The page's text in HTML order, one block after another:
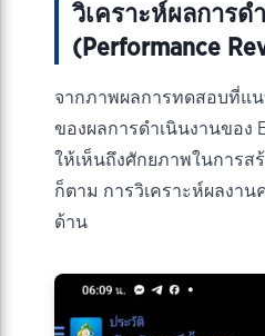
วิเคราะห์ผลการด
(Performance
จากภาพผลการทดสอบที่แน
ของผลการดำเนินงานของ
ให้เห็นถึงศักยภาพในการส
ก็ตาม การวิเคราะห์ผลงา
ด้าน